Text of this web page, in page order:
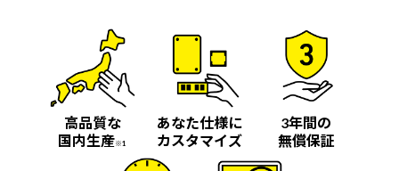
高品質な
国内生産※1
あなた仕様に
カスタマイズ
3年間の
無償保証